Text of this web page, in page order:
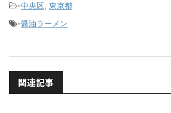
-中央区, 東京都
-醤油ラーメン
関連記事